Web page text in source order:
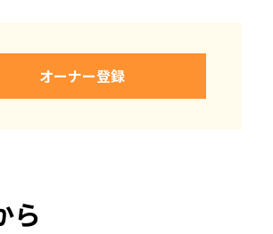
オーナー登録
ら